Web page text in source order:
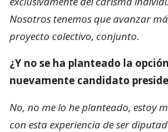
Nosotros tenemos que avanzar
proyecto colectivo, conjunto.
¿Y no se ha planteado la
nuevamente candidato
No, no me lo he planteado, estoy
con esta experiencia de ser